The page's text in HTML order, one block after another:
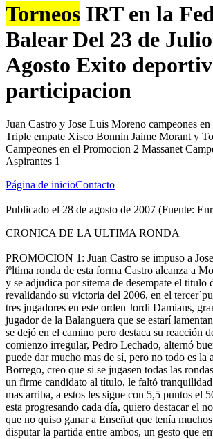
Torneos IRT en la
Balear Del 23 de
Agosto Exito
participacion
Juan Castro y Jose Luis Moreno campeones
Triple empate Xisco Bonnin Jaime Morant y
Campeones en el Promocion 2 Massanet
Aspirantes 1
Página de inicioContacto
Publicado el 28 de agosto de 2007 (Fuente:
CRONICA DE LA ULTIMA RONDA
PROMOCION 1: Juan Castro se impuso a
íºltima ronda de esta forma Castro alcanza a
y se adjudica por sitema de desempate el titulo
revalidando su victoria del 2006, en el
tres jugadores en este orden Jordi Damians,
jugador de la Balanguera que se estarí
se dejó en el camino pero destaca su reacción
comienzo irregular, Pedro Lechado, alternó
puede dar mucho mas de sí­, pero no todo es la
Borrego, creo que si se jugasen todas las
un firme candidato al tí­tulo, le faltó
mas arriba, a estos les sigue con 5,5 puntos el
esta progresando cada dí­a, quiero destacar el
que no quiso ganar a Enseñat que tení­a
disputar la partida entre ambos, un gesto que